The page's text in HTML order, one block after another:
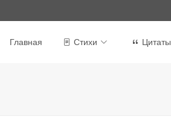
Главная Стихи Цитаты